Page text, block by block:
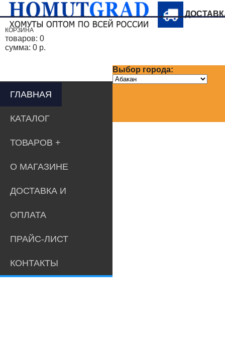
Выбор города:
КОРЗИНА
товаров: 0
сумма: 0 р.
ГЛАВНАЯ
КАТАЛОГ
ТОВАРОВ
О МАГАЗИНЕ
ДОСТАВКА И
ОПЛАТА
ПРАЙС-ЛИСТ
КОНТАКТЫ